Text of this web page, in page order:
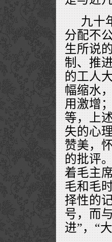
九十
分配不
生所说
制、推
的工人
幅缩水
用激增
等，上
失的心
赞美，
的批评
着毛主
毛和毛
择性的
号，而
进”，“